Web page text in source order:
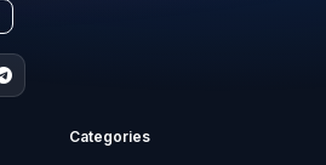
Categories